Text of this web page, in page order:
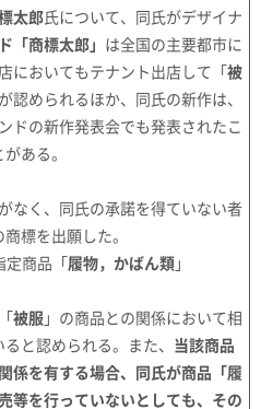
太郎氏について、同氏がデザイナ
「商標太郎」 は全国の主要都市に
においてもテナント出店して「 被
認められるほか、同氏の新作は、
ドの新作発表会でも発表されたこ
がある。
なく、同氏の承諾を得ていない者
標を出願した。
定商品「 履物，かばん類 」
被服」の商品との関係において相
と認められる。また、 当該商品
係を有する場合、同氏が商品「履
等を行っていないとしても、その